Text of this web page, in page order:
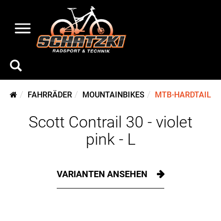
FAHRRÄDER MOUNTAINBIKES MTB-HARDTAIL
Scott Contrail 30 - violet
pink - L
VARIANTEN ANSEHEN